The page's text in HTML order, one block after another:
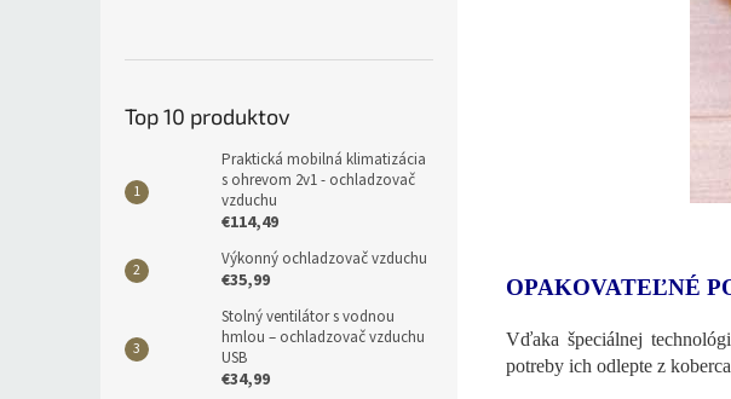
Top 10 produktov
Praktická mobilná klimatizácia
s ohrevom 2v1 - ochladzovač
vzduchu
€114,49
Výkonný ochladzovač vzduchu
€35,99
Stolný ventilátor s vodnou
hmlou – ochladzovač vzduchu
USB
€34,99
OPAKOVATEĽNÉ
Vďaka špeciálnej
potreby ich odlepte z